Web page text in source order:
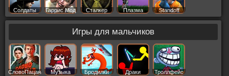
Солдаты Гаррис Мод Сталкер Плазма Standoff
Игры для мальчиков
СловоПацана Музыка Бродилки Драки Троллфейс